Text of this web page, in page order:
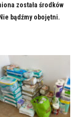
została środków
bądźmy obojętni.